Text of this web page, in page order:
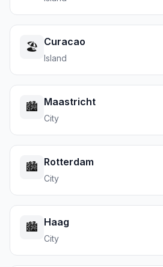
🏖️ Curacao
Island
🏙️ Maastricht
City
🏙️ Rotterdam
City
🏙️ Haag
City